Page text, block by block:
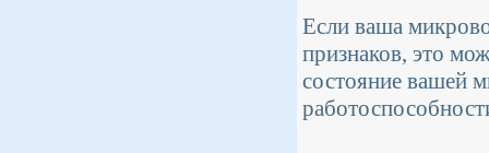
Если ваша
признаков, это
состояние вашей